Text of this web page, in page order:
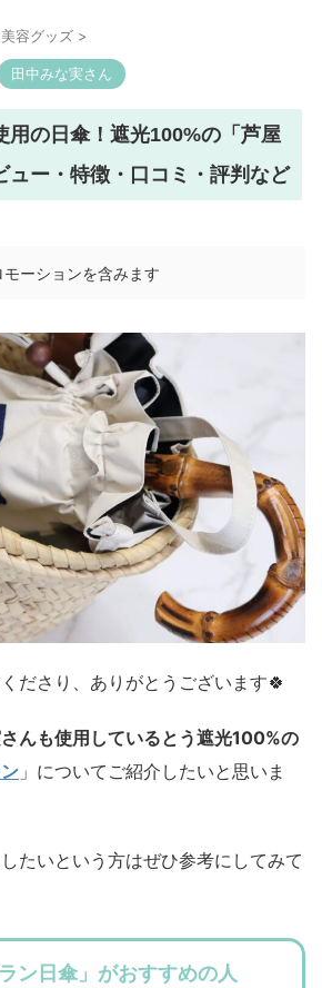
容グッズ >
田中みな実さん
用の日傘！遮光100%の「芦屋
ュー・特徴・口コミ・評判など
ーションを含みます
ださり、ありがとうございます🍀
んも使用しているとう遮光100%の
」についてご紹介したいと思いま
たいという方はぜひ参考にしてみて
ン日傘」がおすすめの人